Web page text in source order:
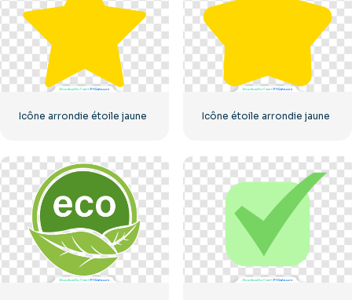
Icône arrondie étoile jaune Icône étoile arrondie jaune